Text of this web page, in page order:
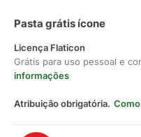
Pasta grátis ícone
Licença Flaticon
Grátis para uso pessoal e
informações
Atribuição obrigatória.